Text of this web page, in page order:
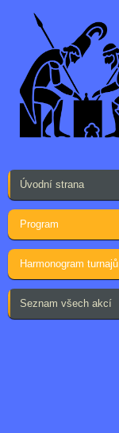
Úvodní strana
Program
Harmonogram turnajů
Seznam všech akcí